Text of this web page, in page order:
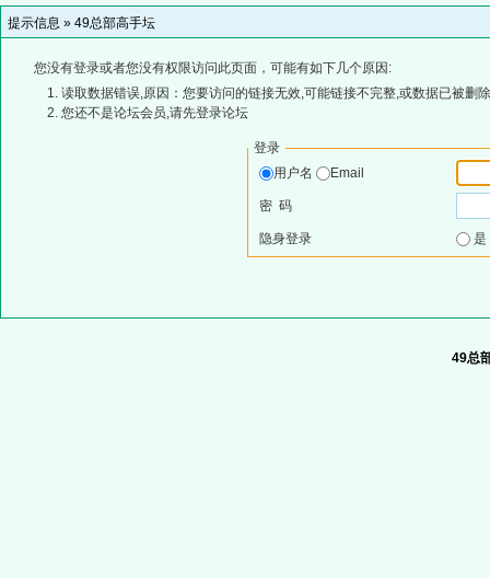
提示信息 » 49总部高手坛
您没有登录或者您没有权限访问此页面，可能有如下几个原因:
读取数据错误,原因：您要访问的链接无效,可能链接不完整,或数据已被删
您还不是论坛会员,请先登录论坛
登录
用户名
Email
密 码
隐身登录
49总